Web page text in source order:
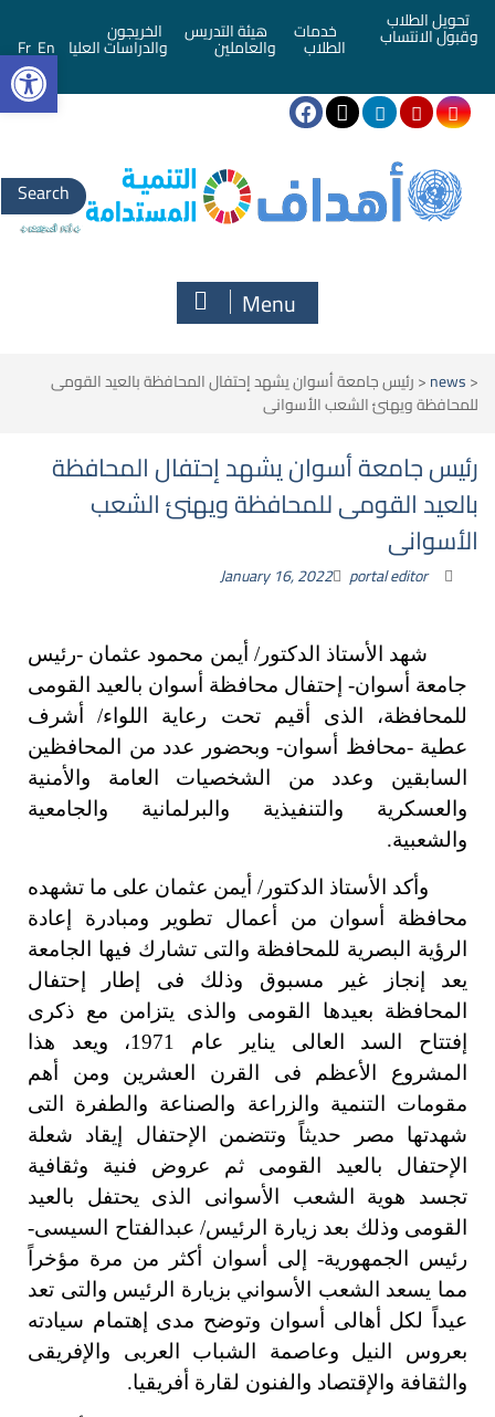
تحويل الطلاب
وقبول الانتساب خدمات
الطلاب
هيئة التدريس
والعاملين
الخريجون
والدراسات العليا En
Fr
Menu
<
news
<رئيس جامعة أسوان يشهد إحتفال المحافظة بالعيد القومى
للمحافظة ويهنئ الشعب الأسوانى
رئيس جامعة أسوان يشهد إحتفال المحافظة
بالعيد القومى للمحافظة ويهنئ الشعب
الأسوانى
January 16, 2022 portal editor
شهد الأستاذ الدكتور/ أيمن محمود عثمان -رئيس
جامعة أسوان- إحتفال محافظة أسوان بالعيد القومى
للمحافظة، الذى أقيم تحت رعاية اللواء/ أشرف
عطية -محافظ أسوان- وبحضور عدد من المحافظين
السابقين وعدد من الشخصيات العامة والأمنية
والعسكرية والتنفيذية والبرلمانية والجامعية
والشعبية.
وأكد الأستاذ الدكتور/ أيمن عثمان على ما تشهده
محافظة أسوان من أعمال تطوير ومبادرة إعادة
الرؤية البصرية للمحافظة والتى تشارك فيها الجامعة
يعد إنجاز غير مسبوق وذلك فى إطار إحتفال
المحافظة بعيدها القومى والذى يتزامن مع ذكرى
إفتتاح السد العالى يناير عام 1971، ويعد هذا
المشروع الأعظم فى القرن العشرين ومن أهم
مقومات التنمية والزراعة والصناعة والطفرة التى
شهدتها مصر حديثاً وتتضمن الإحتفال إيقاد شعلة
الإحتفال بالعيد القومى ثم عروض فنية وثقافية
تجسد هوية الشعب الأسوانى الذى يحتفل بالعيد
القومى وذلك بعد زيارة الرئيس/ عبدالفتاح السيسى-
رئيس الجمهورية- إلى أسوان أكثر من مرة مؤخراً
مما يسعد الشعب الأسواني بزيارة الرئيس والتى تعد
عيداً لكل أهالى أسوان وتوضح مدى إهتمام سيادته
بعروس النيل وعاصمة الشباب العربى والإفريقى
والثقافة والإقتصاد والفنون لقارة أفريقيا.